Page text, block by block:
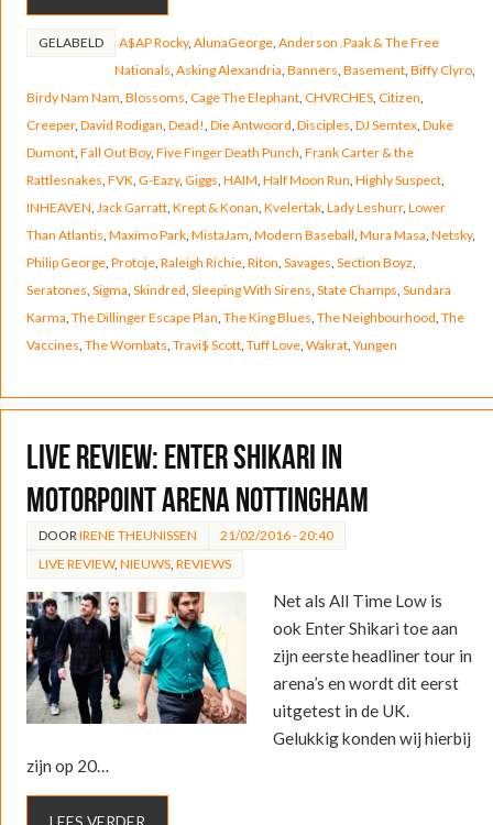
GELABELD A$AP Rocky, AlunaGeorge, Anderson .Paak & The Free
Nationals Asking Alexandria Banners Basement, Biffy Clyro,
Birdy Nam Nam Blossoms Cage The Elephant, CHVRCHES, Citizen
Creeper, David Rodigan Dead! Die Antwoord Disciples DJ Semtex, Duke
Dumont, Fall Out Boy, Five Finger Death Punch Frank Carter & the
Rattlesnakes FVK G-Eazy, Giggs HAIM Half Moon Run Highly Suspect,
INHEAVEN Jack Garratt, Krept & Konan Kvelertak, Lady Leshurr, Lower
Than Atlantis Maxïmo Park, MistaJam Modern Baseball Mura Masa Netsky,
Philip George, Protoje, Raleigh Richie, Riton Savages Section Boyz
Seratones Sigma Skindred Sleeping With Sirens State Champs Sundara
Karma The Dillinger Escape Plan The King Blues The Neighbourhood The
Vaccines The Wombats Travi$ Scott, Tuff Love, Wakrat, Yungen
Live review: Enter Shikari in
Motorpoint Arena Nottingham
DOOR IRENE THEUNISSEN
21/02/2016 - 20:40
LIVE REVIEW, NIEUWS, REVIEWS
Net als All Time Low is
ook Enter Shikari toe aan
zijn eerste headliner tour in
arena’s en wordt dit eerst
uitgetest in de UK.
Gelukkig konden wij hierbij
zijn op 20…
LEES VERDER